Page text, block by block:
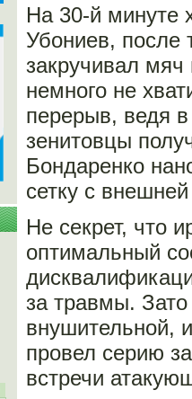
На 30-й минуте
Убониев, после
закручивал
немного не
перерыв, ведя
зенитовцы
Бондаренко
сетку с
Не секрет, что
оптимальный
за травмы.
внушительной,
провел серию
встречи